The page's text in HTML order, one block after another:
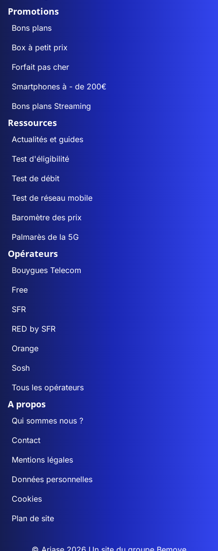
Promotions
Bons plans
Box à petit prix
Forfait pas cher
Smartphones à - de 200€
Bons plans Streaming
Ressources
Actualités et guides
Test d'éligibilité
Test de débit
Test de réseau mobile
Baromètre des prix
Palmarès de la 5G
Opérateurs
Bouygues Telecom
Free
SFR
RED by SFR
Orange
Sosh
Tous les opérateurs
A propos
Qui sommes nous ?
Contact
Mentions légales
Données personnelles
Cookies
Plan de site